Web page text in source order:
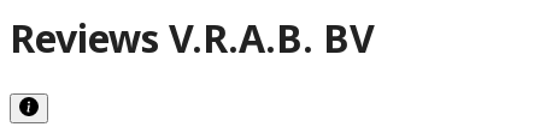
Reviews V.R.A.B. BV